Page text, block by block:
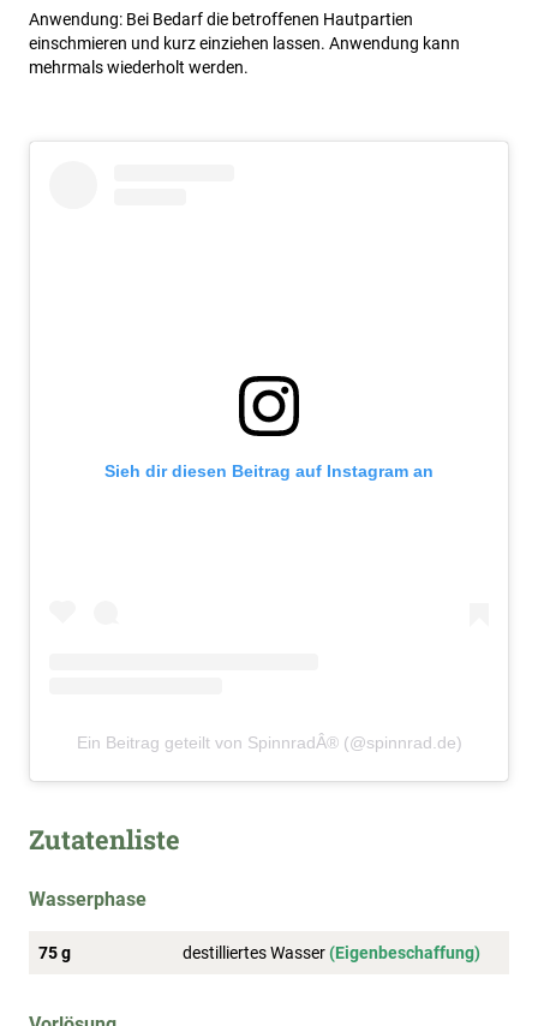
Anwendung: Bei Bedarf die betroffenen Hautpartien
einschmieren und kurz einziehen lassen. Anwendung kann
mehrmals wiederholt werden.
Sieh dir diesen Beitrag auf Instagram an
Ein Beitrag geteilt von SpinnradÂ® (@spinnrad.de)
Zutatenliste
Wasserphase
75 g destilliertes Wasser(Eigenbeschaffung)